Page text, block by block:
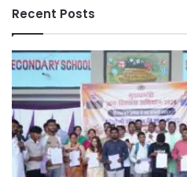
Recent Posts